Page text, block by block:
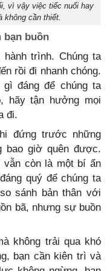
vì vậy việc tiếc nuối hay
không cần thiết.
bạn buồn
trình. Chúng ta
rồi đi nhanh chóng.
gì đáng để chúng ta
hãy tận hưởng mọi
đi.
đứng trước những
bao giờ quên được.
còn là một bí ẩn
quý để chúng ta
sánh bản thân với
bã, nhưng sự buồn
không trải qua khó
bạn cần kiên trì và